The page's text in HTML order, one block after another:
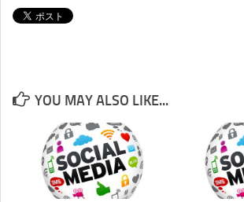
YOU MAY ALSO LIKE...